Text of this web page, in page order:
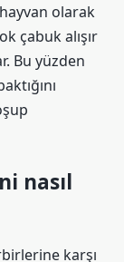
olarak
çabuk alışır
Bu yüzden
nasıl
karşı